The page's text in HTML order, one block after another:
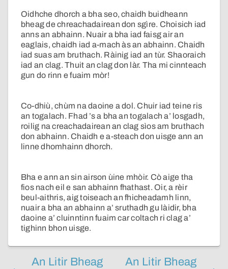
Oidhche dhorch a bha seo, chaidh buidheann
bheag de chreachadairean don sgìre. Choisich iad
anns an abhainn. Nuair a bha iad faisg air an
eaglais, chaidh iad a-mach às an abhainn. Chaidh
iad suas am bruthach. Ràinig iad an tùr. Shaoraich
iad an clag. Thuit an clag don làr. Tha mi cinnteach
gun do rinn e fuaim mòr!
Co-dhiù, chùm na daoine a dol. Chuir iad teine ris
an togalach. Fhad ’s a bha an togalach a’ losgadh,
roilig na creachadairean an clag sìos am bruthach
don abhainn. Chaidh e a-steach don uisge ann an
linne dhomhainn dhorch.
Bha e ann an sin airson ùine mhòir. Cò aige tha
fios nach eil e san abhainn fhathast. Oir, a rèir
beul-aithris, aig toiseach an fhicheadamh linn,
nuair a bha an abhainn a’ sruthadh gu làidir, bha
daoine a’ cluinntinn fuaim car coltach ri clag a’
tighinn bhon uisge.
An Litir Bheag
An Litir Bheag